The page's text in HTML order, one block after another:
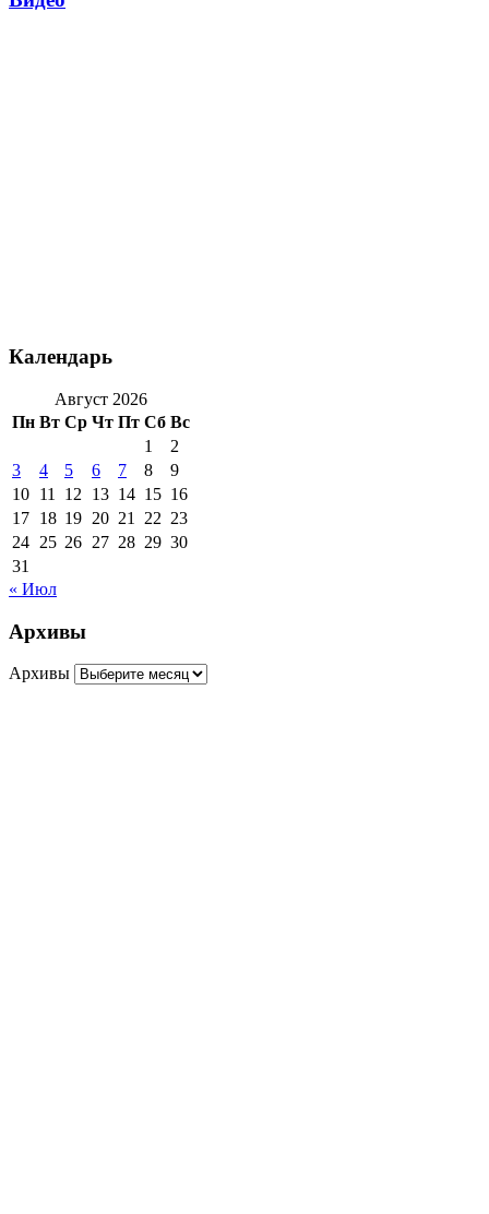
Календарь
Август 2026
Пн Вт Ср Чт Пт Сб Вс
1
2
3
4 5 6 7 8
9
10 11 12 13 14 15 16
17 18 19 20 21 22 23
24 25 26 27 28 29 30
31
« Июл
Архивы
Архивы